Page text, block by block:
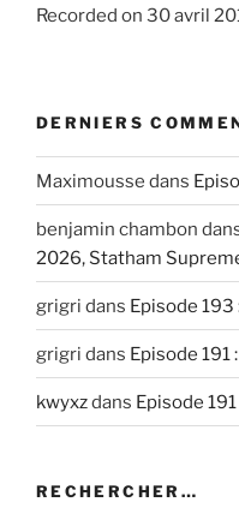
SHARE
EMBED
Recorded on 30 avril
DERNIERS
Maximousse dans
benjamin chambon
2026, Statham
grigri dans Episode
grigri dans Episode 191
kwyxzdans Episode
RECHERCHER…